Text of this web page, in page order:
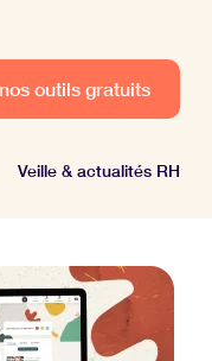
outils gratuits
Veille & actualités RH